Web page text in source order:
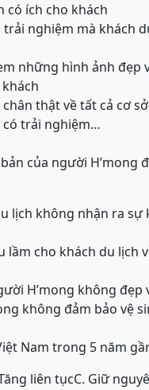
có ích cho khách
nghiệm mà khách
những hình ảnh
thật về tất cả cơ
có trải nghiệm…
của người
lịch không nhận ra
lầm cho khách du
H’mong không
không đảm bảo vệ
Nam trong 5 năm
liên tụcC. Giữ